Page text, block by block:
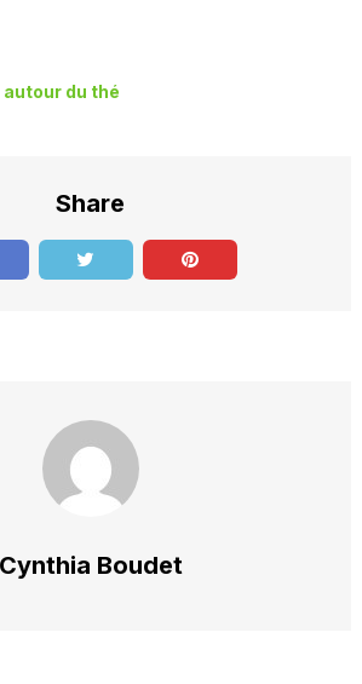
autour du thé
Share
Cynthia Boudet